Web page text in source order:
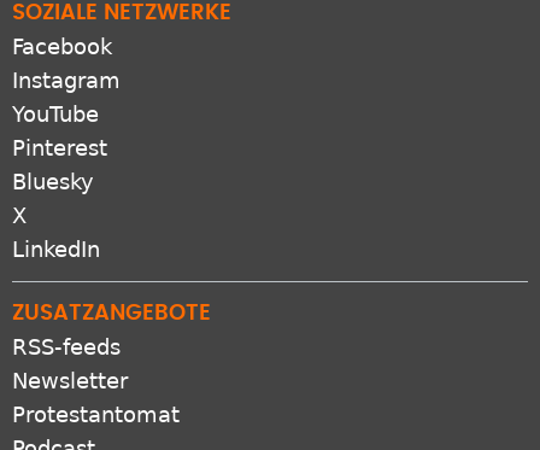
SOZIALE NETZWERKE
Facebook
Instagram
YouTube
Pinterest
Bluesky
X
LinkedIn
ZUSATZANGEBOTE
RSS-feeds
Newsletter
Protestantomat